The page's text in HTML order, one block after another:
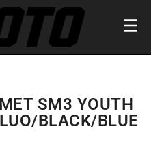
SM3 YOUTH
BLACK/BLUE